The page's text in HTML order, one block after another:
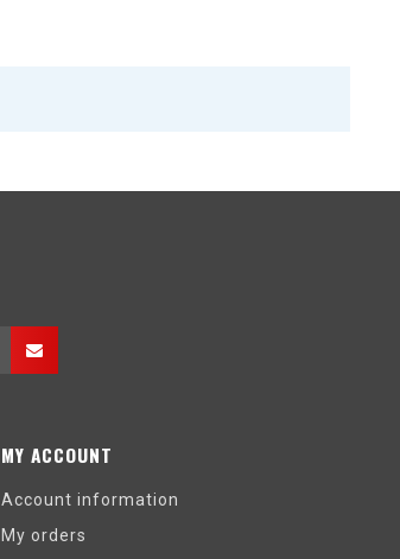
MY ACCOUNT
Account information
My orders